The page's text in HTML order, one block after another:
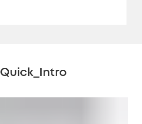
Quick_Intro